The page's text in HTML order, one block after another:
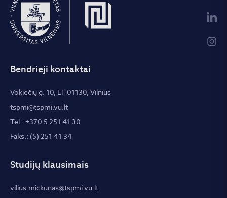
Bendrieji kontaktai
Vokiečių g. 10, LT-01130, Vilnius
tspmi@tspmi.vu.lt
Tel.: +370 5 251 41 30
Faks.: (5) 251 41 34
Studijų klausimais
vilius.mickunas@tspmi.vu.lt